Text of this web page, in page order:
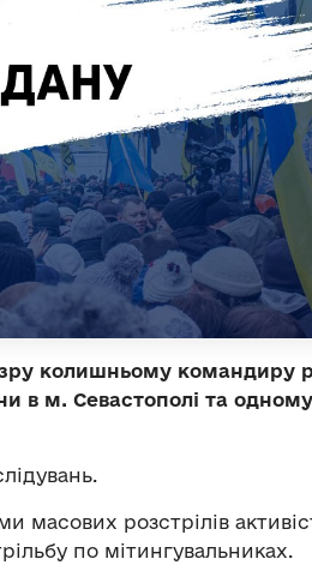
колишньому командиру
в м. Севастополі та одному
масових розстрілів
по мітингувальниках.